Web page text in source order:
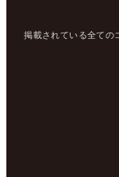
掲載されている全ての